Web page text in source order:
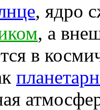
, ядро
, а
в